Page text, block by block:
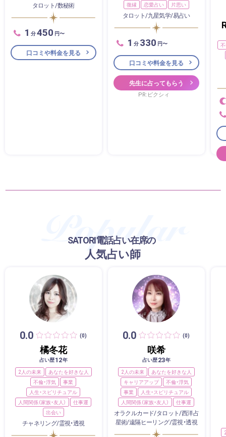
タロット/数秘術
1 分450 円〜
口コミや料金を見る
復縁
恋愛占い 片思い
タロット/九星気学/易占い
1 分 330 円〜
口コミや料金を見る
先生に占ってもらう
PR:ピクシィ
SATORI電話占い在席の
人気占い師
0.0 (0)
橘冬花
占い歴12年
2人の未来
あなたを好きな人
不倫・浮気
事業
人生・スピリチュアル
人間関係（家族・友人）
仕事運
出会い
チャネリング/霊視・透視
0.0 (0)
咲希
占い歴23年
2人の未来
あなたを好きな人
キャリアアップ
不倫・浮気
事業
人生・スピリチュアル
人間関係（家族・友人）
仕事運
オラクルカード/タロット/西洋占
星術/遠隔ヒーリング/霊視・透視